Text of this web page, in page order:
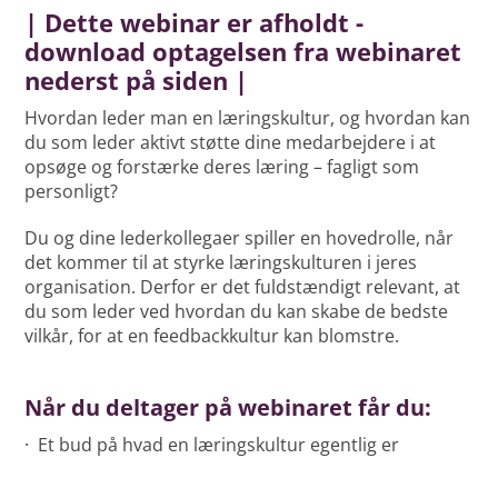
| Dette webinar er afholdt -
download optagelsen fra webinaret
nederst på siden |
Hvordan leder man en læringskultur, og hvordan kan
du som leder aktivt støtte dine medarbejdere i at
opsøge og forstærke deres læring – fagligt som
personligt?
Du og dine lederkollegaer spiller en hovedrolle, når
det kommer til at styrke læringskulturen i jeres
organisation. Derfor er det fuldstændigt relevant, at
du som leder ved hvordan du kan skabe de bedste
vilkår, for at en feedbackkultur kan blomstre.
Når du deltager på webinaret får du:
· Et bud på hvad en læringskultur egentlig er